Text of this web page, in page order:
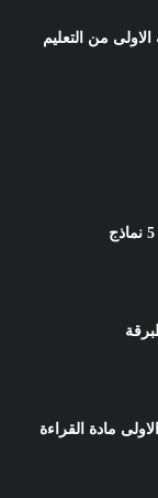
من التعليم
مادة القراءة